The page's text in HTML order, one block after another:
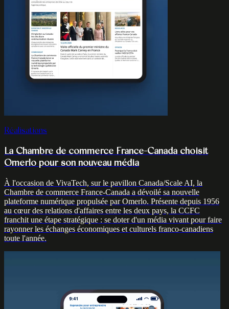
Réalisations
La Chambre de commerce France-Canada choisit
Omerlo pour son nouveau média
À l'occasion de VivaTech, sur le pavillon Canada/Scale AI, la
Chambre de commerce France-Canada a dévoilé sa nouvelle
plateforme numérique propulsée par Omerlo. Présente depuis 1956
au cœur des relations d'affaires entre les deux pays, la CCFC
franchit une étape stratégique : se doter d'un média vivant pour faire
rayonner les échanges économiques et culturels franco-canadiens
toute l'année.